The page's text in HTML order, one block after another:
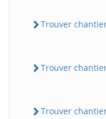
Trouver
Trouver
Trouver